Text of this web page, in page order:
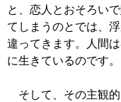
と、恋人とおそろい
てしまうのとでは、
違ってきます。人間
に生きているのです。
そして、その主観